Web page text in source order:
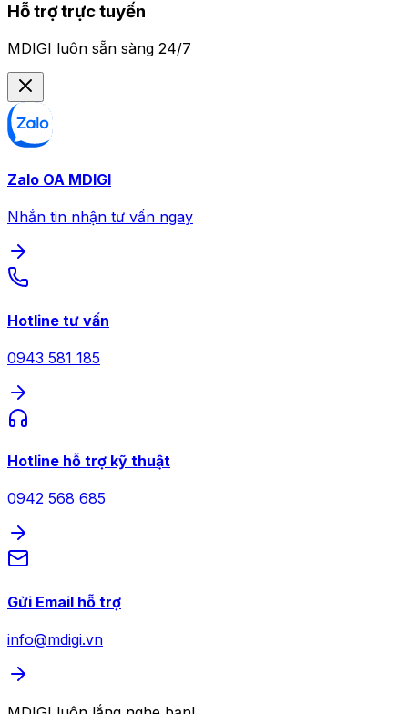
Hỗ trợ trực tuyến
MDIGI luôn sẵn sàng 24/7
Zalo OA MDIGI
Nhắn tin nhận tư vấn ngay
Hotline tư vấn
0943 581 185
Hotline hỗ trợ kỹ thuật
0942 568 685
Gửi Email hỗ trợ
info@mdigi.vn